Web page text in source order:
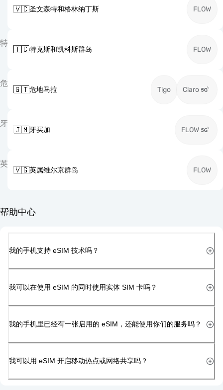
🇻🇨圣文森特和格林纳丁斯 FLOW
特
🇹🇨特克斯和凯科斯群岛 FLOW
危
🇬🇹危地马拉 Tigo Claro
牙
🇯🇲牙买加 FLOW
英
🇻🇬英属维尔京群岛 FLOW
帮助中心
我的手机支持 eSIM 技术吗？
我可以在使用 eSIM 的同时使用实体 SIM 卡吗？
我的手机里已经有一张启用的 eSIM，还能使用你们的服务吗？
我可以用 eSIM 开启移动热点或网络共享吗？